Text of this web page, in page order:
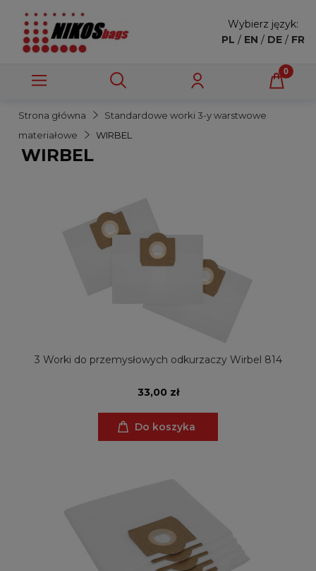
Wybierz język:
PL / EN / DE / FR
Strona główna
Standardowe worki 3-y warstwowe
materiałowe
WIRBEL
WIRBEL
3 Worki do przemysłowych odkurzaczy Wirbel 814
33,00 zł
Do koszyka